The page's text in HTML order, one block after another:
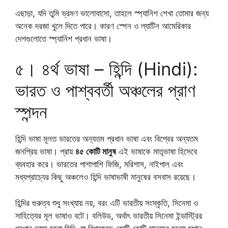
এছাড়া, যদি তুমি ভ্রমণ ভালোবাসো, তাহলে স্প্যানিশ শেখা তোমার জন্য
অনেক দরজা খুলে দিতে পারে। কারণ স্পেন ও ল্যাটিন আমেরিকার
দেশগুলোতে স্প্যানিশ প্রধান ভাষা।
৫। ৪র্থ ভাষা – হিন্দি (Hindi):
ভারত ও পাশ্ববর্তী অঞ্চলের প্রাণ
স্পন্দন
হিন্দি ভাষা মূলত ভারতের অন্যতম প্রধান ভাষা এবং বিশ্বের অন্যতম
জনপ্রিয় ভাষা। প্রায় ৪৫ কোটি মানুষএই ভাষাকে মাতৃভাষা হিসেবে
ব্যবহার করে। ভারতের পাশাপাশি ফিজি, মরিশাস, নাইপাল এবং
মধ্যপ্রাচ্যের কিছু অঞ্চলেও হিন্দি ভাষাভাষী মানুষের বসবাস রয়েছে।
হিন্দির গুরুত্ব শুধু সংখ্যায় নয়, বরং এটি ভারতীয় সংস্কৃতি, সিনেমা ও
সাহিত্যের মূল ভাষাও বটে। বলিউড, অর্থাৎ ভারতীয় সিনেমা ইন্ডাস্ট্রির